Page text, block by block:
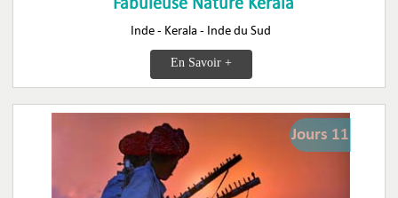
Inde - Kerala - Inde du Sud
En Savoir +
Jours 11